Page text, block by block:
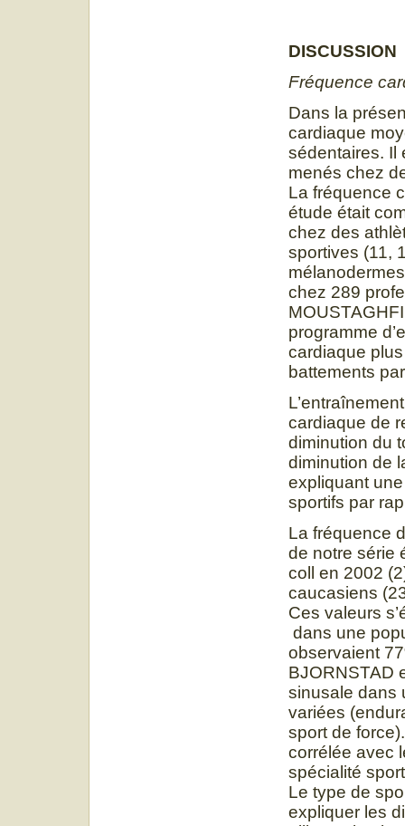
DISCUSSION
Fréquence
Dans la
cardiaque
sédentaires. Il
menés chez
La fréquence
étude était
chez des
sportives (11,
chez 289
programme
cardiaque
battements
cardiaque de
diminution du
diminution de
expliquant
sportifs par
La fréquence
de notre série
coll en 2002
caucasiens
Ces valeurs
dans une
observaient
BJORNSTAD
sinusale dans
variées
sport de
corrélée avec
spécialité
Le type de
expliquer les